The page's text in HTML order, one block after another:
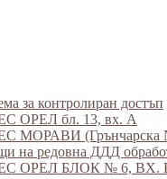
за контролиран достъп
ЕС ОРЕЛ бл. 13, вх. А
ЕС МОРАВИ
на редовна ДДД
ЕС ОРЕЛ БЛОК № 6, ВХ.